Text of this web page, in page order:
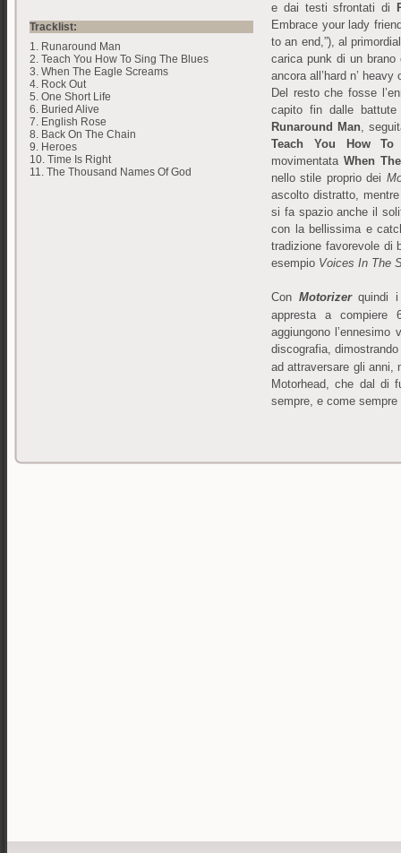
Tracklist:
1. Runaround Man
2. Teach You How To Sing The Blues
3. When The Eagle Screams
4. Rock Out
5. One Short Life
6. Buried Alive
7. English Rose
8. Back On The Chain
9. Heroes
10. Time Is Right
11. The Thousand Names Of God
e dai testi sfrontati di
Embrace your lady
to an end,”), al
carica punk di un
ancora all’hard n’
Del resto che fosse
capito fin dalle
Runaround Man,
Teach You How
movimentata When
nello stile proprio dei
ascolto distratto,
si fa spazio anche il
con la bellissima e
tradizione favorevole di
esempio Voices In The
Con Motorizerquindi i
appresta a compiere
aggiungono
discografia,
ad attraversare gli anni,
Motorhead, che dal di
sempre, e come